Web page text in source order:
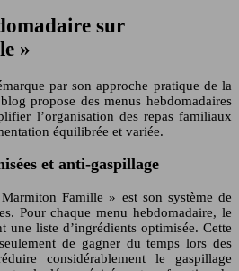
sur
»
par son approche pratique de la
propose des menus hebdomadaires
l’organisation des repas familiaux
équilibrée et variée.
et anti-gaspillage
Famille » est son système de
Pour chaque menu hebdomadaire, le
une liste d’ingrédients optimisée. Cette
de gagner du temps lors des
considérablement le gaspillage